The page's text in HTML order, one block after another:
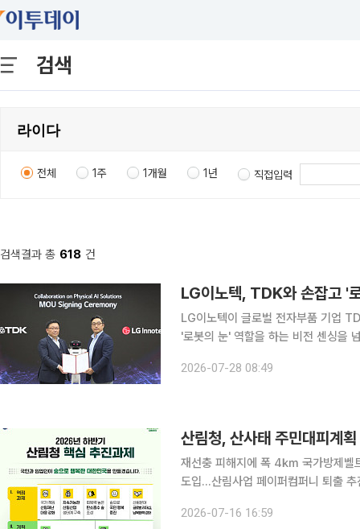
검색
전체 1주 1개월 1년 직접입력
검색결과 총 618 건
LG이노텍, TDK와 손잡고 '
LG이노텍이 글로벌 전자부품 기업
'로봇의 눈' 역할을 하는 비전 센싱을
다고 28일 밝혔다. 양사는 LG
2026-07-28 08:49
산림청, 산사태 주민대피계
재선충 피해지에 폭 4㎞ 국가방제벨
도입…산림사업 페이퍼컴퍼니 퇴출 추진 정부가 산사태 인명피해를 줄이기 위해 지방정부의
2026-07-16 16:59